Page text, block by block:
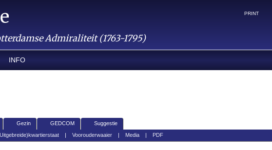
Admiraliteit (1763-1795)
INFO
PRINT
Gezin GEDCOM Suggestie
| Voorouderwaaier| Media| PDF